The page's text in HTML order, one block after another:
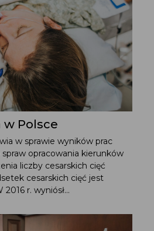
w Polsce
w sprawie wyników prac
opracowania kierunków
liczby cesarskich cięć
cesarskich cięć jest
r. wyniósł...